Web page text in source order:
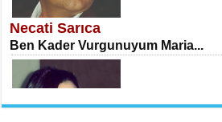
Ekranlar Arasında Kaybolan İnsan...
Necati Sarıca
Ben Kader Vurgunuyum Maria...